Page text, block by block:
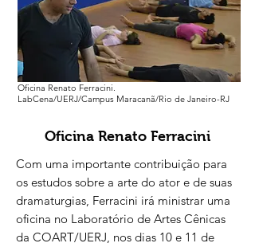
Oficina Renato Ferracini
Com uma importante contribuição para
os estudos sobre a arte do ator e de suas
dramaturgias, Ferracini irá ministrar uma
oficina no Laboratório de Artes Cênicas
da COART/UERJ, nos dias 10 e 11 de
Oficina Renato Ferracini.
LabCena/UERJ/Campus Maracanã/Rio de Janeiro-RJ